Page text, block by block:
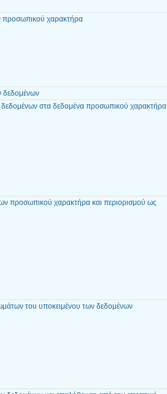
προσωπικού χαρακτήρα
δεδομένων
στα δεδομένα προσωπικού χαρακτήρα
προσωπικού χαρακτήρα και περιορισμού ως
του υποκειμένου των δεδομένων